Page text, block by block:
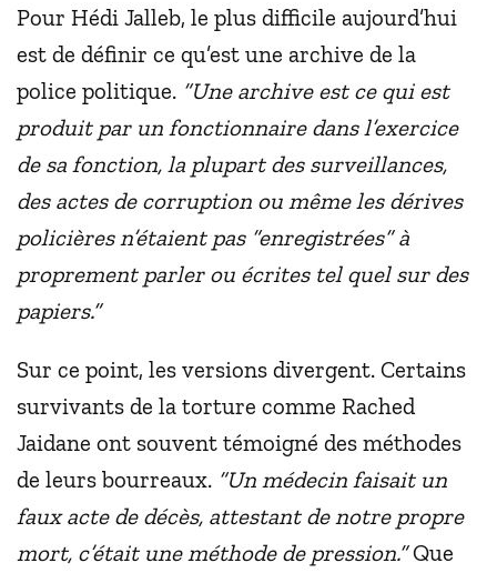
Pour Hédi Jalleb, le plus difficile aujourd’hui
est de définir ce qu’est une archive de la
police politique. “Une archive est ce qui est
produit par un fonctionnaire dans l’exercice
de sa fonction, la plupart des surveillances,
des actes de corruption ou même les dérives
policières n’étaient pas “enregistrées” à
proprement parler ou écrites tel quel sur des
papiers.”
Sur ce point, les versions divergent. Certains
survivants de la torture comme Rached
Jaidane ont souvent témoigné des méthodes
de leurs bourreaux. “Un médecin faisait un
faux acte de décès, attestant de notre propre
mort, c’était une méthode de pression.”Que